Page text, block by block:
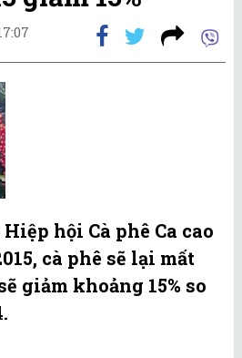
hội Cà phê Ca cao
cà phê sẽ lại mất
giảm khoảng 15% so